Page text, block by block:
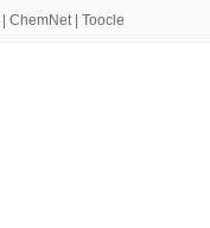
ChemNet| Toocle